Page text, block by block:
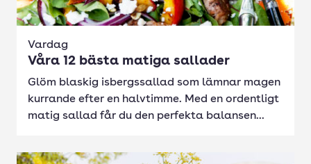
Vardag
Våra 12 bästa matiga sallader
Glöm blaskig isbergssallad som lämnar magen
kurrande efter en halvtimme. Med en ordentligt
matig sallad får du den perfekta balansen...